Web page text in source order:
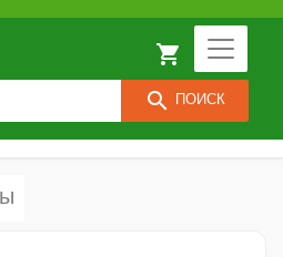
search ПОИСК
local_grocery_store